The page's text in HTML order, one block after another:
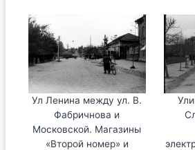
Ул Ленина между ул. В.
Фабричнова и
Московской. Магазины
«Второй номер» и